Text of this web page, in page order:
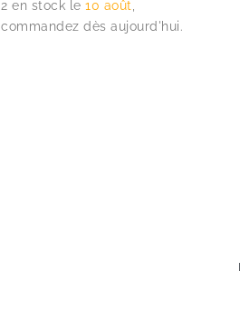
2 en stock le 10 août
commandez dès aujourd'hui.